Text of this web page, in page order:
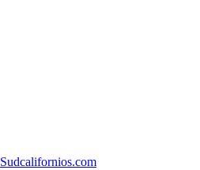
Sudcalifornios.com